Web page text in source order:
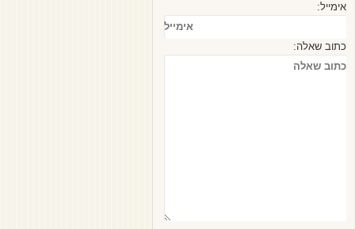
אימייל:
כתוב שאלה: